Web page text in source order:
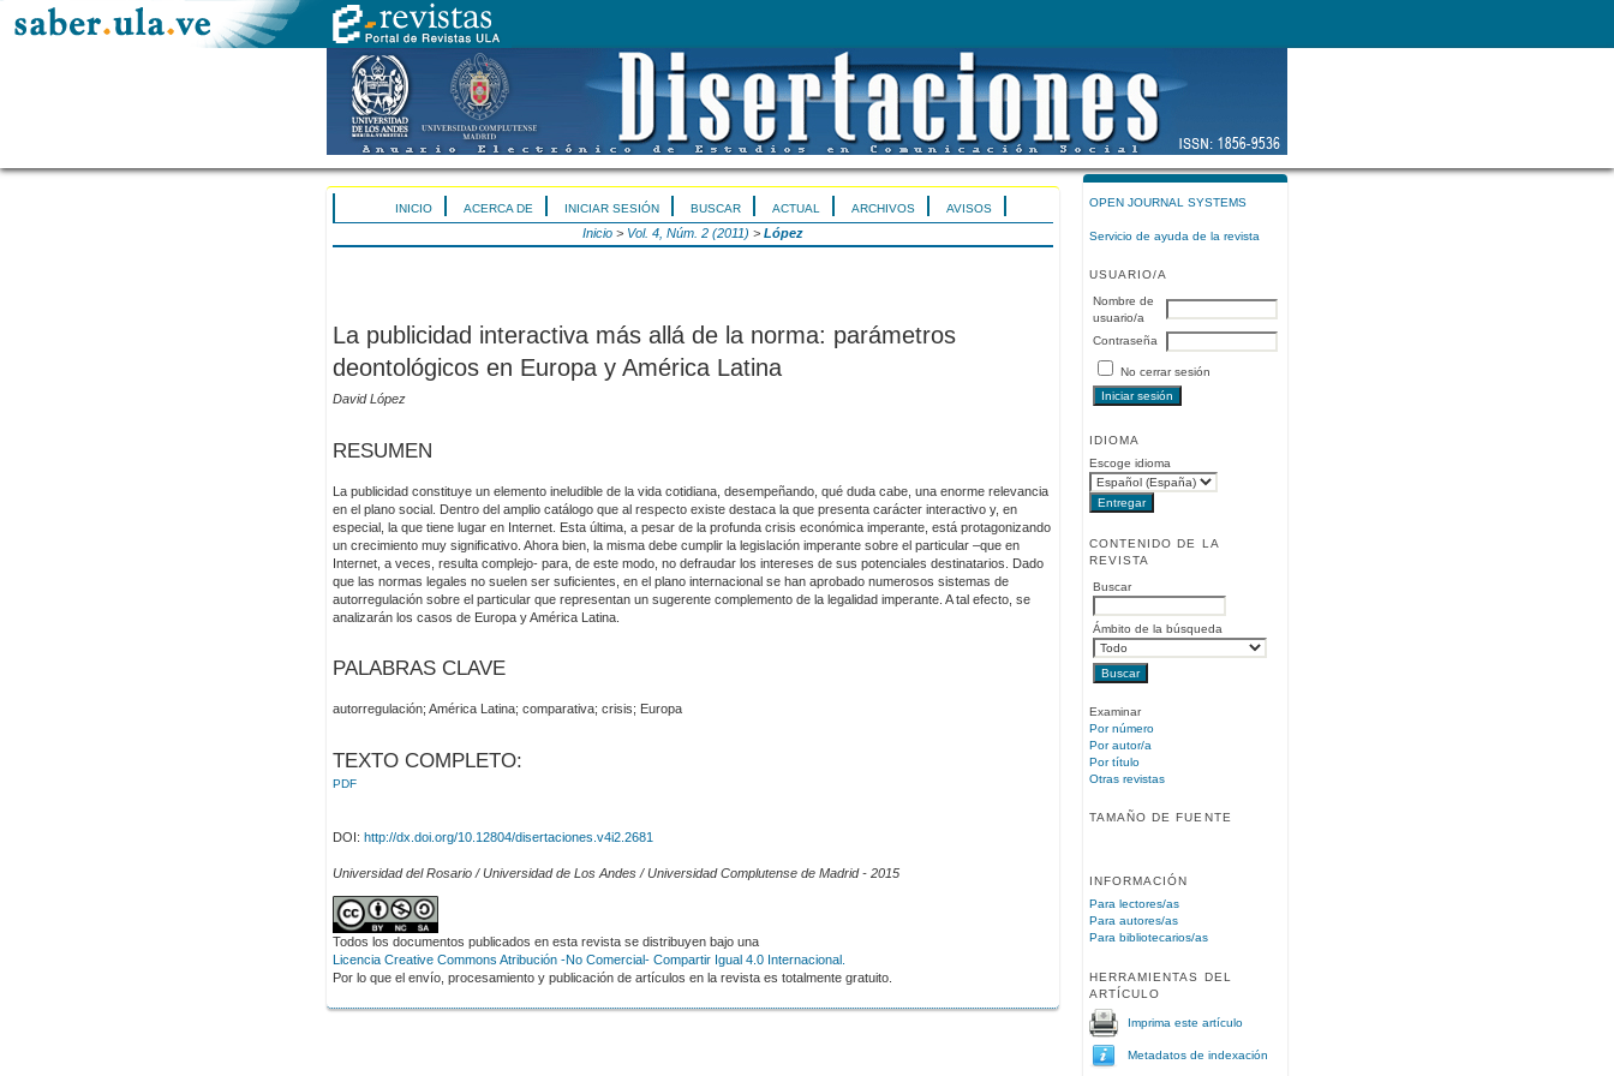
OPEN JOURNAL SYSTEMS
Servicio de ayuda de la revista
USUARIO/A
Nombre de
usuario/a
Contraseña
No cerrar sesión
IDIOMA
Escoge idioma
CONTENIDO DE LA
REVISTA
Buscar
Ámbito de la búsqueda
Examinar
Por número
Por autor/a
Por título
Otras revistas
TAMAÑO DE FUENTE
INFORMACIÓN
Para lectores/as
Para autores/as
Para bibliotecarios/as
HERRAMIENTAS DEL
ARTÍCULO
Imprima este artículo
Metadatos de indexación
INICIO ACERCA DE INICIAR SESIÓN BUSCAR ACTUAL ARCHIVOS AVISOS
Inicio > Vol. 4, Núm. 2 (2011) > López
La publicidad interactiva más allá de la norma: parámetros
deontológicos en Europa y América Latina
David López
RESUMEN
La publicidad constituye un elemento ineludible de la vida cotidiana, desempeñando, qué duda cabe, una enorme relevancia
en el plano social. Dentro del amplio catálogo que al respecto existe destaca la que presenta carácter interactivo y, en
especial, la que tiene lugar en Internet. Esta última, a pesar de la profunda crisis económica imperante, está protagonizando
un crecimiento muy significativo. Ahora bien, la misma debe cumplir la legislación imperante sobre el particular –que en
Internet, a veces, resulta complejo- para, de este modo, no defraudar los intereses de sus potenciales destinatarios. Dado
que las normas legales no suelen ser suficientes, en el plano internacional se han aprobado numerosos sistemas de
autorregulación sobre el particular que representan un sugerente complemento de la legalidad imperante. A tal efecto, se
analizarán los casos de Europa y América Latina.
PALABRAS CLAVE
autorregulación; América Latina; comparativa; crisis; Europa
TEXTO COMPLETO:
PDF
DOI: http://dx.doi.org/10.12804/disertaciones.v4i2.2681
Universidad del Rosario / Universidad de Los Andes / Universidad Complutense de Madrid - 2015
Todos los documentos publicados en esta revista se distribuyen bajo una
Licencia Creative Commons Atribución -No Comercial- Compartir Igual 4.0 Internacional.
Por lo que el envío, procesamiento y publicación de artículos en la revista es totalmente gratuito.